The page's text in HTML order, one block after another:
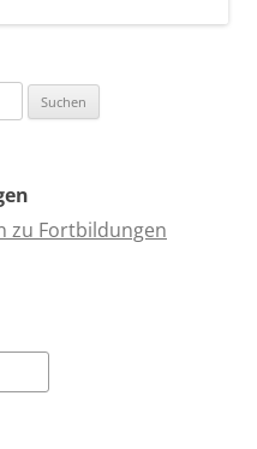
zu Fortbildungen